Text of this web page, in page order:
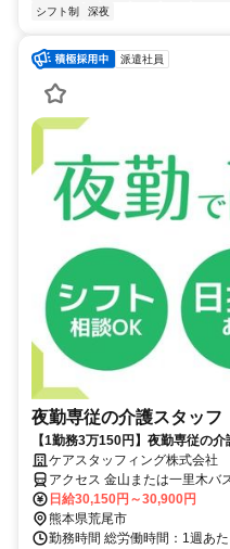
シフト制
深夜
派遣社員
夜勤専従の介護スタッフ
【1勤務3万150円】夜勤専従の
ケアスタッフィング株式会社
アクセス 金山または一里木バ
日給30,150円～30,900円
熊本県荒尾市
勤務時間 総労働時間：1週あ